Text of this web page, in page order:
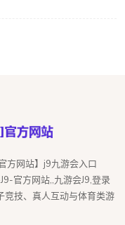
方网站】j9九游会入口
官方网站,,九游会J9,登录
竞技、真人互动与体育类游